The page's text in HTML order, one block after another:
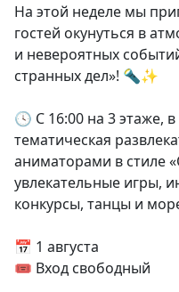
На этой неделе мы
гостей окунуться в
и невероятных
странных дел»! 🔦✨
🕓 С 16:00 на 3 этаже,
тематическая
аниматорами в стиле
увлекательные игры,
конкурсы, танцы и
📅 1 августа
🎟️ Вход свободный